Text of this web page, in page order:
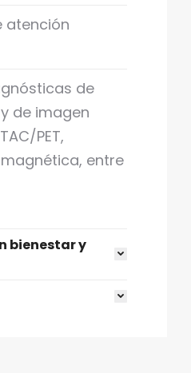
atención
de
de imagen
PET,
entre
bienestar y